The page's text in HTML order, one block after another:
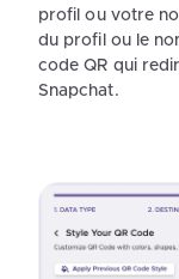
profil ou votre
du profil ou le
code QR qui
Snapchat.